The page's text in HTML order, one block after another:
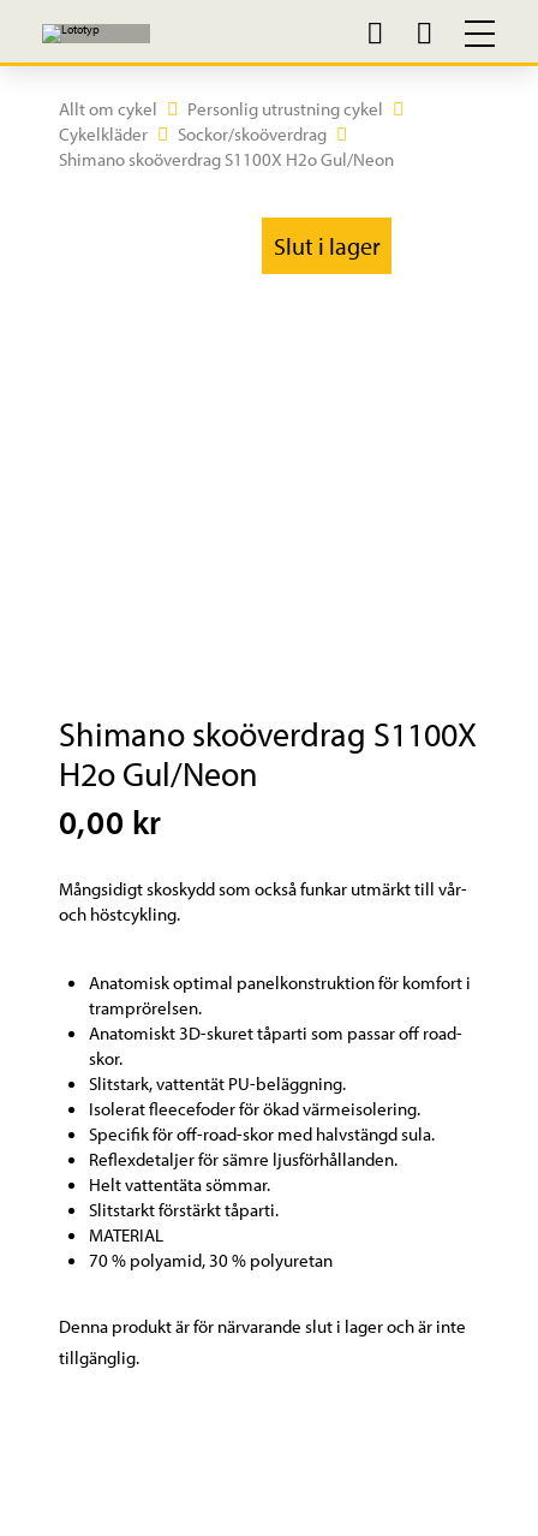
Allt om cykel
Personlig utrustning cykel
Cykelkläder
Sockor/skoöverdrag
Shimano skoöverdrag S1100X H2o Gul/Neon
Slut i lager
Shimano skoöverdrag S1100X
H2o Gul/Neon
0,00 kr
Mångsidigt skoskydd som också funkar utmärkt till vår-
och höstcykling.
Anatomisk optimal panelkonstruktion för komfort i
tramprörelsen.
Anatomiskt 3D-skuret tåparti som passar off road-
skor.
Slitstark, vattentät PU-beläggning.
Isolerat fleecefoder för ökad värmeisolering.
Specifik för off-road-skor med halvstängd sula.
Reflexdetaljer för sämre ljusförhållanden.
Helt vattentäta sömmar.
Slitstarkt förstärkt tåparti.
MATERIAL
70 % polyamid, 30 % polyuretan
Denna produkt är för närvarande slut i lager och är inte
tillgänglig.